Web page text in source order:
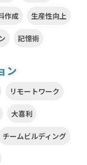
作成 生産性向上
記憶術
ン
リモートワーク
大喜利
チームビルディング